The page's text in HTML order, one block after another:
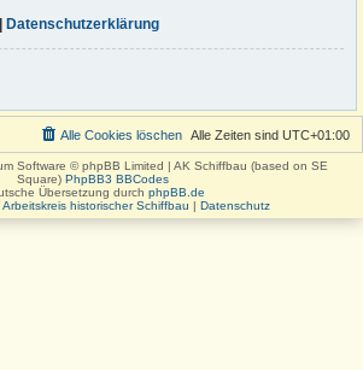
| Datenschutzerklärung
Alle Zeiten sind UTC+01:00
Alle Cookies löschen
Software © phpBB Limited | AK Schiffbau (based on SE
Square) PhpBB3 BBCodes
Übersetzung durch phpBB.de
Arbeitskreis historischer Schiffbau | Datenschutz